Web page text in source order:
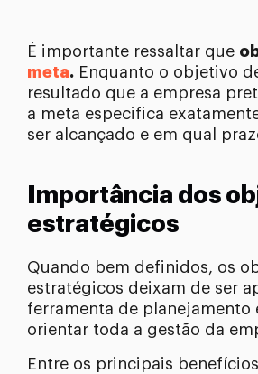
É importante ressaltar que
meta. Enquanto o objetivo
resultado que a empresa
a meta especifica
ser alcançado e em qual
Importância dos
estratégicos
Quando bem definidos, os
estratégicos deixam de ser
ferramenta de planejamento
orientar toda a gestão da
Entre os principais